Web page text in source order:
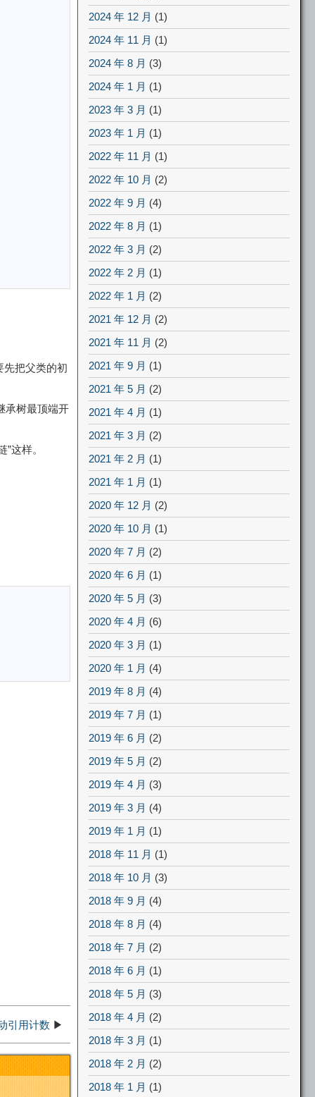
把父类的初
承树最顶端开
这样。
引用计数 ▶
2024 年 12 月 (1)
2024 年 11 月 (1)
2024 年 8 月 (3)
2024 年 1 月 (1)
2023 年 3 月 (1)
2023 年 1 月 (1)
2022 年 11 月 (1)
2022 年 10 月 (2)
2022 年 9 月 (4)
2022 年 8 月 (1)
2022 年 3 月 (2)
2022 年 2 月 (1)
2022 年 1 月 (2)
2021 年 12 月 (2)
2021 年 11 月 (2)
2021 年 9 月 (1)
2021 年 5 月 (2)
2021 年 4 月 (1)
2021 年 3 月 (2)
2021 年 2 月 (1)
2021 年 1 月 (1)
2020 年 12 月 (2)
2020 年 10 月 (1)
2020 年 7 月 (2)
2020 年 6 月 (1)
2020 年 5 月 (3)
2020 年 4 月 (6)
2020 年 3 月 (1)
2020 年 1 月 (4)
2019 年 8 月 (4)
2019 年 7 月 (1)
2019 年 6 月 (2)
2019 年 5 月 (2)
2019 年 4 月 (3)
2019 年 3 月 (4)
2019 年 1 月 (1)
2018 年 11 月 (1)
2018 年 10 月 (3)
2018 年 9 月 (4)
2018 年 8 月 (4)
2018 年 7 月 (2)
2018 年 6 月 (1)
2018 年 5 月 (3)
2018 年 4 月 (2)
2018 年 3 月 (1)
2018 年 2 月 (2)
2018 年 1 月 (1)